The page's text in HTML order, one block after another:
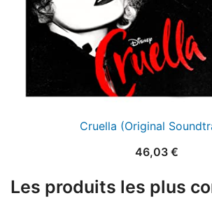
Cruella (Original
46,03 €
Les produits les plus